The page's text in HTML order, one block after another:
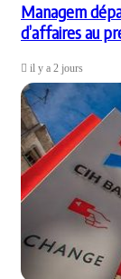
Managem
d’affaires au
il y a 2 jours